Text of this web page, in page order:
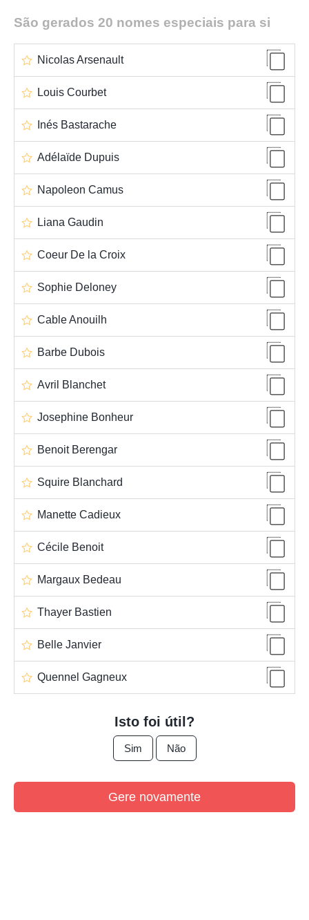
São gerados 20 nomes especiais para si
Nicolas Arsenault
Louis Courbet
Inés Bastarache
Adélaïde Dupuis
Napoleon Camus
Liana Gaudin
Coeur De la Croix
Sophie Deloney
Cable Anouilh
Barbe Dubois
Avril Blanchet
Josephine Bonheur
Benoit Berengar
Squire Blanchard
Manette Cadieux
Cécile Benoit
Margaux Bedeau
Thayer Bastien
Belle Janvier
Quennel Gagneux
Isto foi útil?
Sim Não
Gere novamente